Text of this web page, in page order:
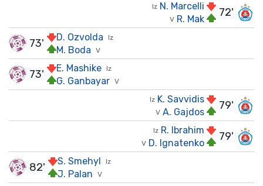
72'
Iz N. Marcelli
V R. Mak
Iz
D. Ozvolda
V
M. Boda
73'
Iz
E. Mashike
V
G. Ganbayar
73'
79'
Iz K. Savvidis
V A. Gajdos
79'
Iz R. Ibrahim
V D. Ignatenko
Iz
S. Smehyl
V
J. Palan
82'